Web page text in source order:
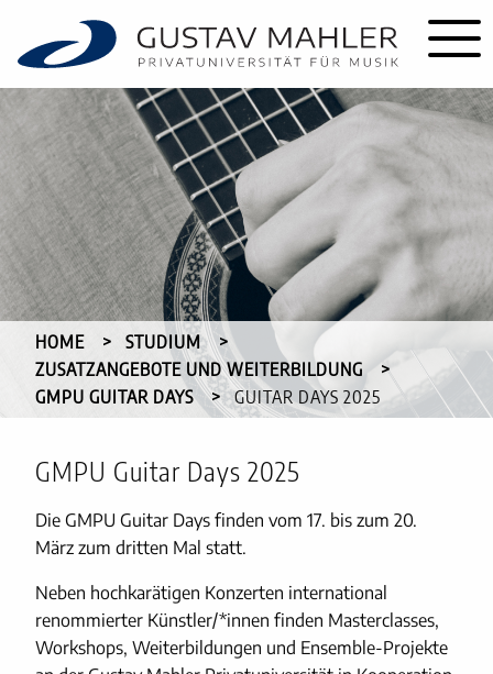
HOME
STUDIUM
ZUSATZANGEBOTE UND WEITERBILDUNG
GMPU GUITAR DAYS
CURRENT:
GUITAR DAYS 2025
GMPU Guitar Days 2025
Die GMPU Guitar Days finden vom 17. bis zum 20.
März zum dritten Mal statt.
Neben hochkarätigen Konzerten international
renommierter Künstler/*innen finden Masterclasses,
Workshops, Weiterbildungen und Ensemble-Projekte